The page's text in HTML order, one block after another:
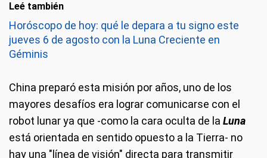
Leé también
Horóscopo de hoy: qué le depara a tu signo este
jueves 6 de agosto con la Luna Creciente en
Géminis
China preparó esta misión por años, uno de los
mayores desafíos era lograr comunicarse con el
robot lunar ya que -como la cara oculta de la Luna
está orientada en sentido opuesto a la Tierra- no
hay una "línea de visión" directa para transmitir